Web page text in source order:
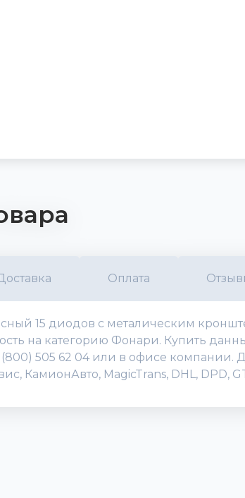
Оплата
15 диодов с металическим
на категорию Фонари. Купить
(800) 505 62 04 или в офисе
КамионАвто, MagicTrans, DHL, DPD,